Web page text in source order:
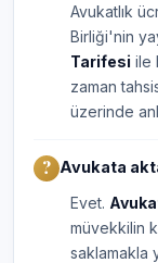
Avukatlık
Birliği'nin
Tarifesi ile
zaman
üzerinde
Avukata
Evet.
müvekkilin
saklamakla